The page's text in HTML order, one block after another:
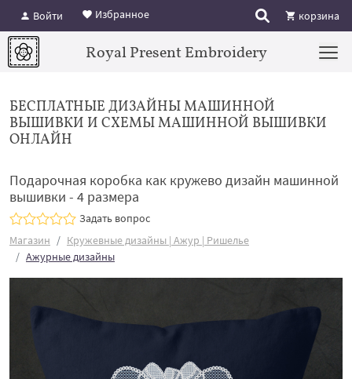
Войти Избранное корзина
Royal Present Embroidery
БЕСПЛАТНЫЕ ДИЗАЙНЫ МАШИННОЙ
ВЫШИВКИ И СХЕМЫ МАШИННОЙ ВЫШИВКИ
ОНЛАЙН
Подарочная коробка как кружево дизайн машинной
вышивки - 4 размера
Задать вопрос
Магазин
Кружевные дизайны | Ажур | Ришелье
Ажурные дизайны